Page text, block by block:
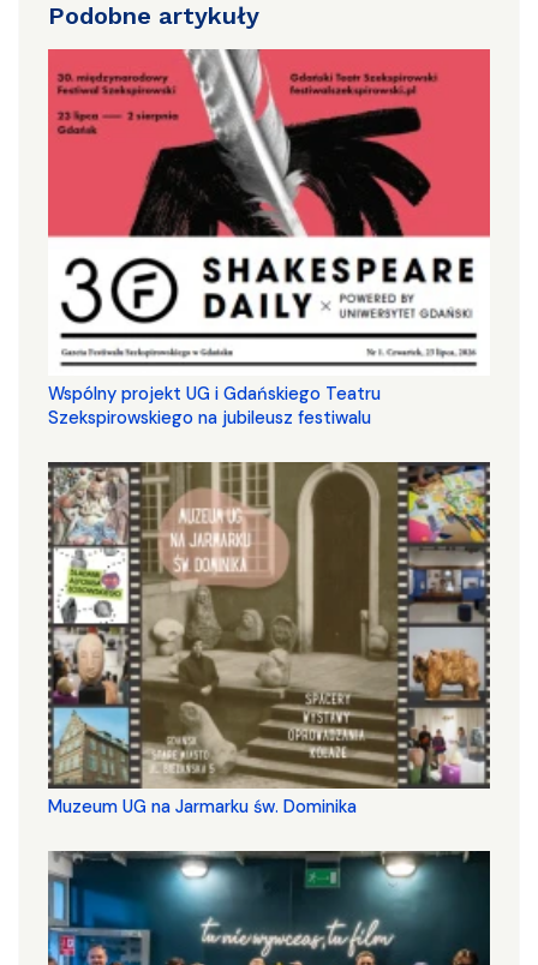
Podobne artykuły
Wspólny projekt UG i Gdańskiego Teatru
Szekspirowskiego na jubileusz festiwalu
Muzeum UG na Jarmarku św. Dominika